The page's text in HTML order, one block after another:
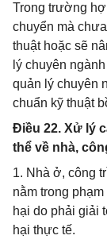
Trong trường
chuyển mà
thuật hoặc sẽ
lý chuyên
quản lý chuyên
chuẩn kỹ thuật
Điều 22. Xử lý
thể về nhà,
1. Nhà ở, công
nằm trong
hại do phải giải
hại thực tế.